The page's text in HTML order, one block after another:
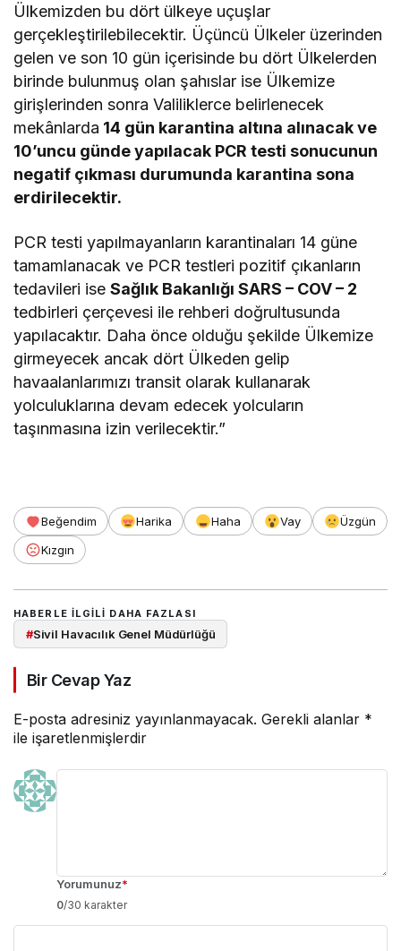
Ülkemizden bu dört ülkeye uçuşlar
gerçekleştirilebilecektir. Üçüncü Ülkeler üzerinden
gelen ve son 10 gün içerisinde bu dört Ülkelerden
birinde bulunmuş olan şahıslar ise Ülkemize
girişlerinden sonra Valiliklerce belirlenecek
mekânlarda 14 gün karantina altına alınacak ve
10’uncu günde yapılacak PCR testi sonucunun
negatif çıkması durumunda karantina sona
erdirilecektir.
PCR testi yapılmayanların karantinaları 14 güne
tamamlanacak ve PCR testleri pozitif çıkanların
tedavileri iseSağlık Bakanlığı SARS – COV – 2
tedbirleri çerçevesi ile rehberi doğrultusunda
yapılacaktır. Daha önce olduğu şekilde Ülkemize
girmeyecek ancak dört Ülkeden gelip
havaalanlarımızı transit olarak kullanarak
yolculuklarına devam edecek yolcuların
taşınmasına izin verilecektir.”
Beğendim Harika Haha Vay
Üzgün
Kızgın
HABERLE ILGILI DAHA FAZLASI
#Sivil Havacılık Genel Müdürlüğü
Bir Cevap Yaz
E-posta adresiniz yayınlanmayacak. Gerekli alanlar *
ile işaretlenmişlerdir
Yorumunuz*
0/30 karakter